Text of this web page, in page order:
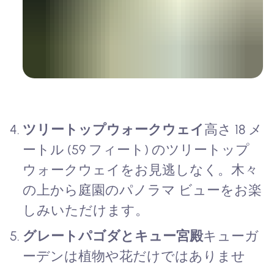
ツリートップウォークウェイ 高さ 18 メ
ートル (59 フィート) のツリートップ
ウォークウェイをお見逃しなく。木々
の上から庭園のパノラマ ビューをお楽
しみいただけます。
グレートパゴダとキュー宮殿キューガ
ーデンは植物や花だけではありませ